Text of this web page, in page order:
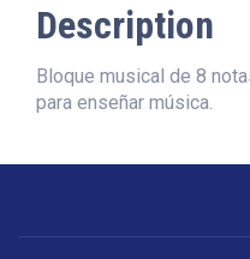
Description
Bloque musical de 8
para enseñar música.